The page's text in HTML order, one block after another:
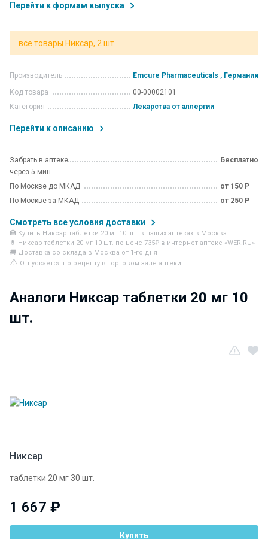
Перейти к формам выпуска
все товары Никсар, 2 шт.
Производитель
Emcure Pharmaceuticals , Германия
Код товара
00-00002101
Категория
Лекарства от аллергии
Перейти к описанию
Забрать в аптеке
через 5 мин.
Бесплатно
По Москве до МКАД
от 150 Р
По Москве за МКАД
от 250 Р
Смотреть все условия доставки
🏥 Купить Никсар таблетки 20 мг 10 шт. в наших аптеках в Москва
💊 Никсар таблетки 20 мг 10 шт. по цене 735₽ в интернет-аптеке «WER.RU»
🚚 Доставка со склада в Москва от 1-го дня
⚠ Отпускается по рецепту в торговом зале аптеки
Аналоги Никсар таблетки 20 мг 10
шт.
Никсар
таблетки 20 мг 30 шт.
1 667 ₽
Купить